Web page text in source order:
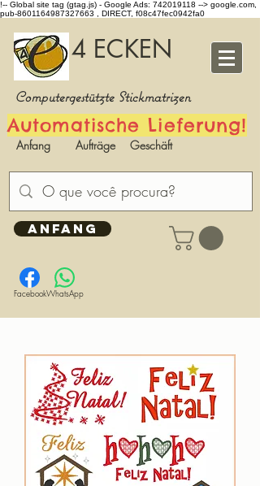
!-- Global site tag (gtag.js) - Google Ads: 742019118 --> google.com,
pub-8601164987327663 , DIRECT, f08c47fec0942fa0
4 ECKEN
Computergestützte Stickmatrizen
Automatische Lieferung!
Anfang Aufträge Geschäft
ANFANG
FacebookWhatsApp